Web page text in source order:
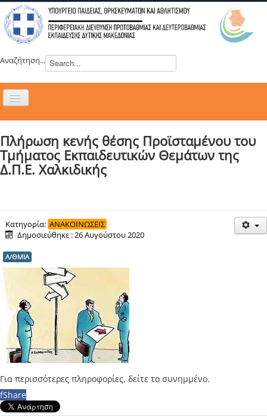
Αναζήτηση...
Εναλλαγή
ΝΕΑ
ΣΥΜΒΟΥΛΙΑ
ΔΡΑΣΕΙΣ
ΕΠΙΚΟΙΝΩΝΙΑ
ΕΞ ΑΠΟΣΤΑΣΕΩΣ ΕΚΠΑΙΔΕΥΣΗ
Πλήρωση κενής θέσης Προϊσταμένου του
Τμήματος Εκπαιδευτικών Θεμάτων της
Δ.Π.Ε. Χαλκιδικής
Κατηγορία: ΑΝΑΚΟΙΝΩΣΕΙΣ
Δημοσιεύθηκε : 26 Αυγούστου 2020
Α/ΘΜΙΑ
Για περισσότερες πληροφορίες, δείτε το συνημμένο.
fShare